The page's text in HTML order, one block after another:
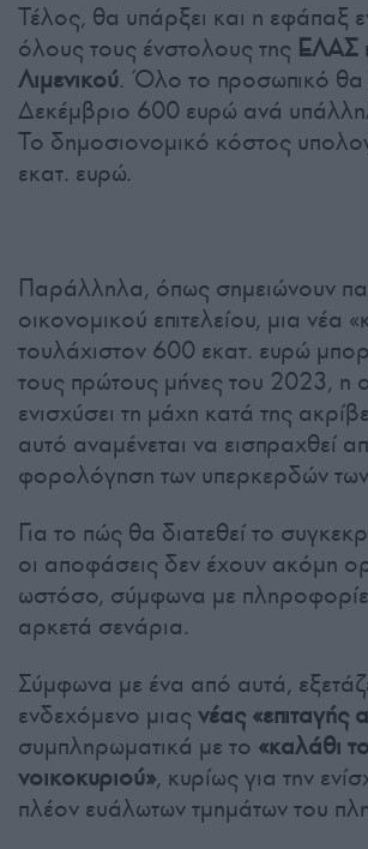
Τέλος, θα υπάρξει και η εφάπαξ
όλους τους ένστολους της ΕΛΑΣ
Λιμενικού. Όλο το προσωπικό θα
Δεκέμβριο 600 ευρώ ανά
Το δημοσιονομικό κόστος
εκατ. ευρώ.
Παράλληλα, όπως σημειώνουν
οικονομικού επιτελείου, μια νέα
τουλάχιστον 600 εκατ. ευρώ
τους πρώτους μήνες του 2023, η
ενισχύσει τη μάχη κατά της
αυτό αναμένεται να εισπραχθεί
φορολόγηση των υπερκερδών των
Για το πώς θα διατεθεί το
οι αποφάσεις δεν έχουν ακόμη
ωστόσο, σύμφωνα με
αρκετά σενάρια.
Σύμφωνα με ένα από αυτά,
ενδεχόμενο μιας νέας «επιταγής
συμπληρωματικά με το «καλάθι
νοικοκυριού», κυρίως για την
πλέον ευάλωτων τμημάτων του